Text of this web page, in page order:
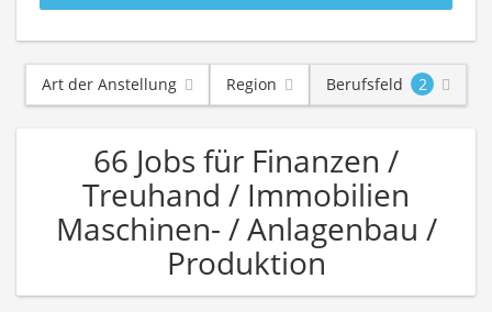
Art der Anstellung Region Berufsfeld 2
66 Jobs für Finanzen /
Treuhand / Immobilien
Maschinen- / Anlagenbau /
Produktion